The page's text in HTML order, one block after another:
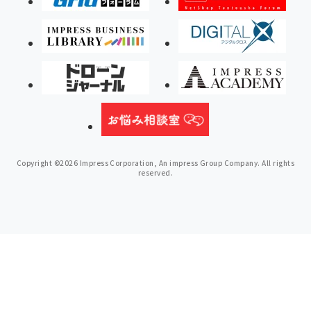
Copyright ©2026 Impress Corporation, An impress Group Company. All rights
reserved.